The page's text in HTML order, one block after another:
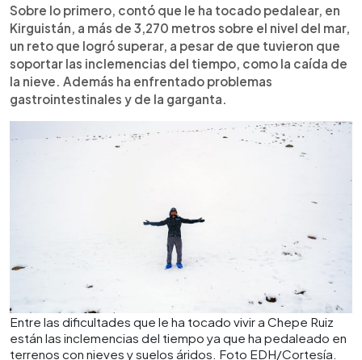
Sobre lo primero, contó que le ha tocado pedalear, en
Kirguistán, a más de 3,270 metros sobre el nivel del mar,
un reto que logró superar, a pesar de que tuvieron que
soportar las inclemencias del tiempo, como la caída de
la nieve. Además ha enfrentado problemas
gastrointestinales y de la garganta.
Entre las dificultades que le ha tocado vivir a Chepe Ruiz
están las inclemencias del tiempo ya que ha pedaleado en
terrenos con nieves y suelos áridos. Foto EDH/Cortesía.